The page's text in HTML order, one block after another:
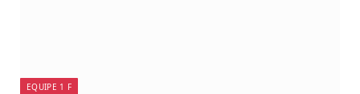
EQUIPE 1 F